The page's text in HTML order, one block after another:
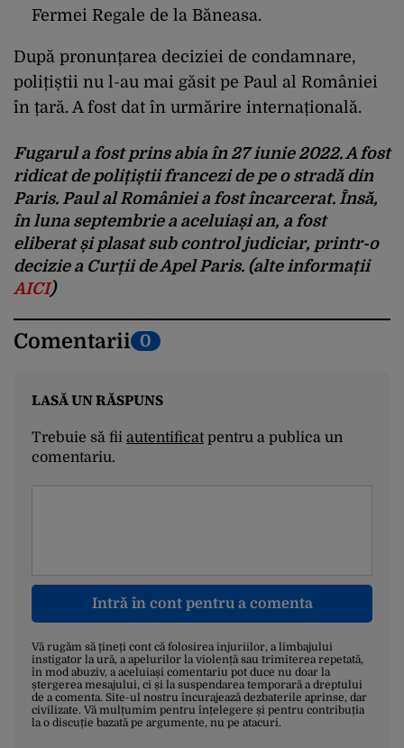
Fermei Regale de la Băneasa.
După pronunțarea deciziei de condamnare,
polițiștii nu l-au mai găsit pe Paul al României
în țară. A fost dat în urmărire internațională.
Fugarul a fost prins abia în 27 iunie 2022. A fost
ridicat de polițiștii francezi de pe o stradă din
Paris. Paul al României a fost încarcerat. Însă,
în luna septembrie a aceluiași an, a fost
eliberat și plasat sub control judiciar, printr-o
decizie a Curții de Apel Paris. (alte informații
AICI)
Comentarii 0
LASĂ UN RĂSPUNS
Trebuie să fii autentificatpentru a publica un
comentariu.
Intră în cont pentru a comenta
Vă rugăm să țineți cont că folosirea injuriilor, a limbajului
instigator la ură, a apelurilor la violență sau trimiterea repetată,
în mod abuziv, a aceluiași comentariu pot duce nu doar la
ștergerea mesajului, ci și la suspendarea temporară a dreptului
de a comenta. Site-ul nostru încurajează dezbaterile aprinse, dar
civilizate. Vă mulțumim pentru înțelegere și pentru contribuția
la o discuție bazată pe argumente, nu pe atacuri.